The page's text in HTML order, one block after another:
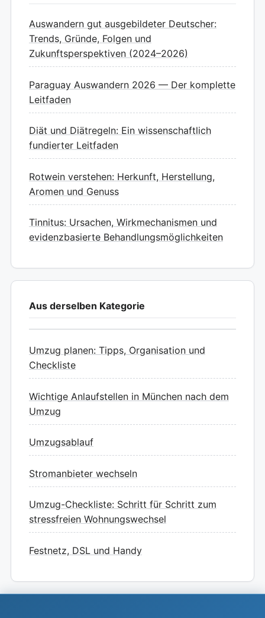
Auswandern gut ausgebildeter Deutscher:
Trends, Gründe, Folgen und
Zukunftsperspektiven (2024–2026)
Paraguay Auswandern 2026 — Der komplette
Leitfaden
Diät und Diätregeln: Ein wissenschaftlich
fundierter Leitfaden
Rotwein verstehen: Herkunft, Herstellung,
Aromen und Genuss
Tinnitus: Ursachen, Wirkmechanismen und
evidenzbasierte Behandlungsmöglichkeiten
Aus derselben Kategorie
Umzug planen: Tipps, Organisation und
Checkliste
Wichtige Anlaufstellen in München nach dem
Umzug
Umzugsablauf
Stromanbieter wechseln
Umzug-Checkliste: Schritt für Schritt zum
stressfreien Wohnungswechsel
Festnetz, DSL und Handy